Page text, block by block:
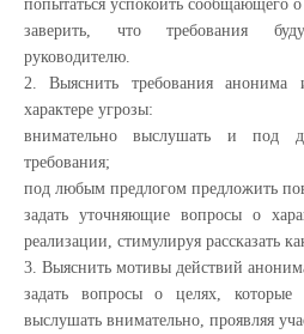
попытаться успокоить сообщающего
заверить, что требования
руководителю.
2. Выяснить требования
характере угрозы:
внимательно выслушать и под
требования;
под любым предлогом предложить
задать уточняющие вопросы о
реализации, стимулируя рассказать
3. Выяснить мотивы действий
задать вопросы о целях, которые
выслушать внимательно, проявляя